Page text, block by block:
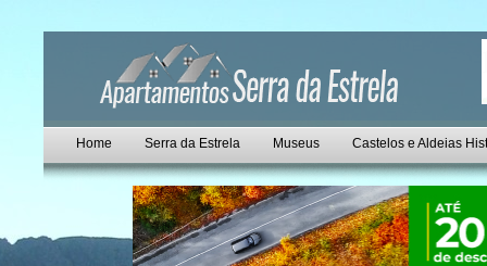
Home Serra da Estrela Museus Castelos e Aldeias